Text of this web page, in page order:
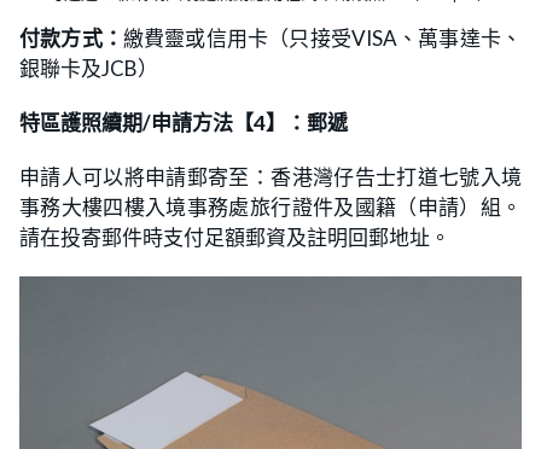
付款方式： 繳費靈或信用卡（只接受VISA、萬事達卡、
銀聯卡及JCB）
特區護照續期/申請方法【4】：郵遞
申請人可以將申請郵寄至：香港灣仔告士打道七號入境
事務大樓四樓入境事務處旅行證件及國籍（申請）組。
請在投寄郵件時支付足額郵資及註明回郵地址。